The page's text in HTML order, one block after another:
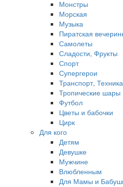
Монстры
Морская
Музыка
Пиратская
Самолеты
Сладости, Фрукты
Спорт
Супергерои
Транспорт,
Тропические шары
Футбол
Цветы и бабочки
Цирк
Для кого
Детям
Девушке
Мужчине
Влюбленным
Для Мамы и